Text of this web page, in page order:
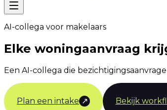
AI-collega voor makelaars
Elke woningaanvraag
Een AI-collega die
Plan een intake ↗ Bekijk